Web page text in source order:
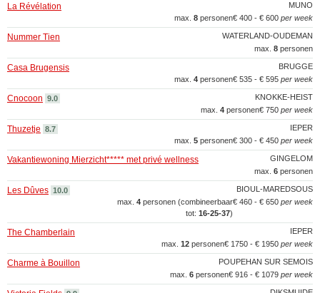
MUNO
La Révélation
€ 400 - € 600 per week
max. 8 personen
WATERLAND-OUDEMAN
Nummer Tien
max. 8 personen
BRUGGE
Casa Brugensis
€ 535 - € 595 per week
max. 4 personen
KNOKKE-HEIST
Cnocoon 9.0
€ 750 per week
max. 4 personen
IEPER
Thuzetje 8.7
€ 300 - € 450 per week
max. 5 personen
GINGELOM
Vakantiewoning Mierzicht***** met privé wellness
max. 6 personen
BIOUL-MAREDSOUS
Les Dûves 10.0
€ 460 - € 650 per week
max. 4 personen (combineerbaar
tot: 16‑25‑37)
IEPER
The Chamberlain
€ 1750 - € 1950 per week
max. 12 personen
POUPEHAN SUR SEMOIS
Charme à Bouillon
€ 916 - € 1079 per week
max. 6 personen